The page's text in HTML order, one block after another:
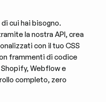
cui hai bisogno.
la nostra API, crea
con il tuo CSS
frammenti di codice
Webflow e
completo, zero